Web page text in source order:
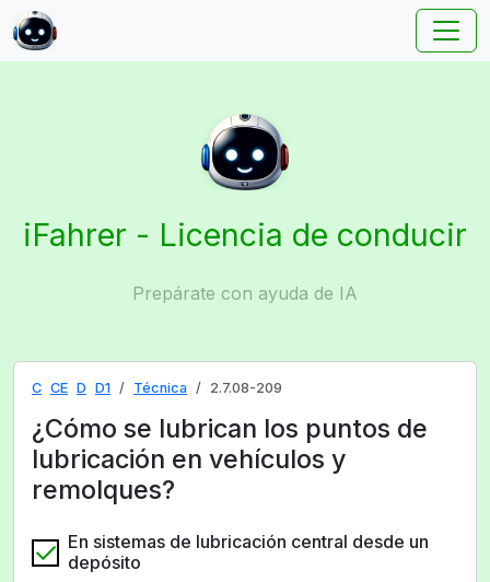
iFahrer - Licencia de conducir
Prepárate con ayuda de IA
C CE D D1 Técnica 2.7.08-209
¿Cómo se lubrican los puntos de
lubricación en vehículos y
remolques?
En sistemas de lubricación central desde un
depósito